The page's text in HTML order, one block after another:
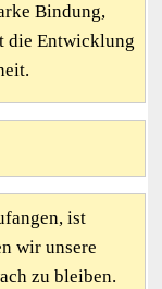
Bindung,
die Entwicklung
ist
wir unsere
zu bleiben.